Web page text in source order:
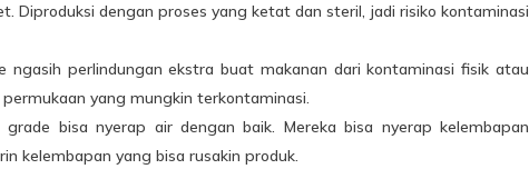
Diproduksi dengan proses yang ketat dan steril, jadi risiko kontaminasi
ngasih perlindungan ekstra buat makanan dari kontaminasi fisik atau
yang mungkin terkontaminasi.
bisa nyerap air dengan baik. Mereka bisa nyerap kelembapan
kelembapan yang bisa rusakin produk.